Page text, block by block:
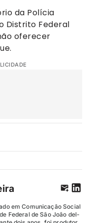
da Polícia
Distrito Federal
oferecer
em Comunicação Social
Federal de São João del-